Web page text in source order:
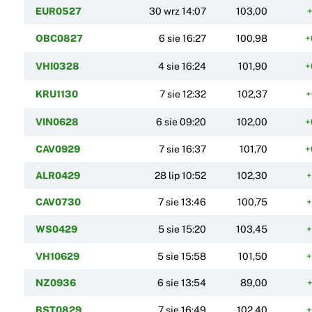
EUR0527 30 wrz 14:07 103,00
OBC0827 6 sie 16:27 100,98
VHI0328 4 sie 16:24 101,90
KRU1130 7 sie 12:32 102,37
VIN0628 6 sie 09:20 102,00
CAV0929 7 sie 16:37 101,70
ALR0429 28 lip 10:52 102,30
CAV0730 7 sie 13:46 100,75
WS0429 5 sie 15:20 103,45
VH10629 5 sie 15:58 101,50
NZ0936 6 sie 13:54 89,00
BST0829 7 sie 16:49 102,40